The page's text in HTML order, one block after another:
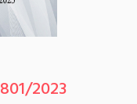
2023